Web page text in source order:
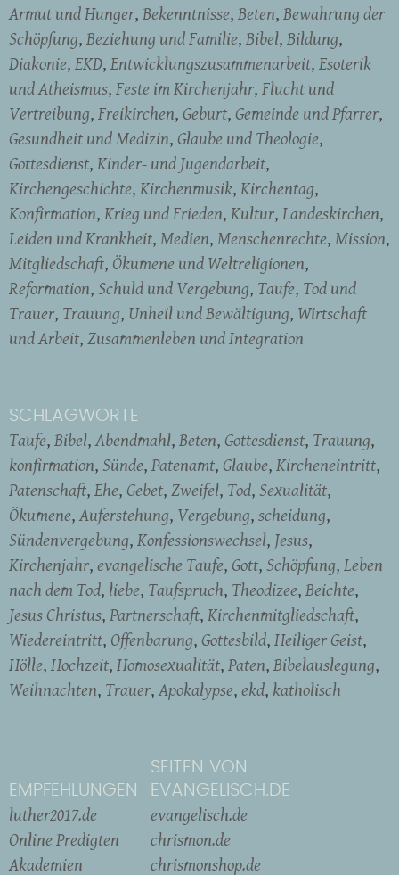
Armut und Hunger Bekenntnisse Beten Bewahrung der
Schöpfung Beziehung und Familie Bibel Bildung
Diakonie EKD Entwicklungszusammenarbeit Esoterik
und Atheismus Feste im Kirchenjahr Flucht und
Vertreibung Freikirchen Geburt Gemeinde und Pfarrer
Gesundheit und Medizin Glaube und Theologie
Gottesdienst Kinder- und Jugendarbeit
Kirchengeschichte Kirchenmusik Kirchentag
Konfirmation Krieg und Frieden Kultur Landeskirchen
Leiden und Krankheit Medien Menschenrechte Mission
Mitgliedschaft Ökumene und Weltreligionen
Reformation Schuld und Vergebung Taufe Tod und
Trauer Trauung Unheil und Bewältigung Wirtschaft
und Arbeit Zusammenleben und Integration
SCHLAGWORTE
Taufe Bibel Abendmahl Beten Gottesdienst Trauung
konfirmation Sünde Patenamt Glaube Kircheneintritt
Patenschaft Ehe Gebet Zweifel Tod Sexualität
Ökumene Auferstehung Vergebung scheidung
Sündenvergebung Konfessionswechsel Jesus
Kirchenjahr evangelische Taufe Gott Schöpfung Leben
nach dem Tod liebe Taufspruch Theodizee Beichte
Jesus Christus Partnerschaft Kirchenmitgliedschaft
Wiedereintritt Offenbarung Gottesbild Heiliger Geist
Hölle Hochzeit Homosexualität Paten Bibelauslegung
Weihnachten Trauer Apokalypse ekd katholisch
EMPFEHLUNGEN
luther2017.de
Online Predigten
Akademien
SEITEN VON
EVANGELISCH.DE
evangelisch.de
chrismon.de
chrismonshop.de